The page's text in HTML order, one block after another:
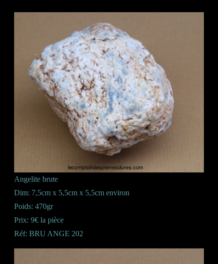
Angelite brute
Dim: 7,5cm x 5,5cm x 5,5cm environ
Poids: 470gr
Prix: 9€ la pièce
Réf: BRU ANGE 202